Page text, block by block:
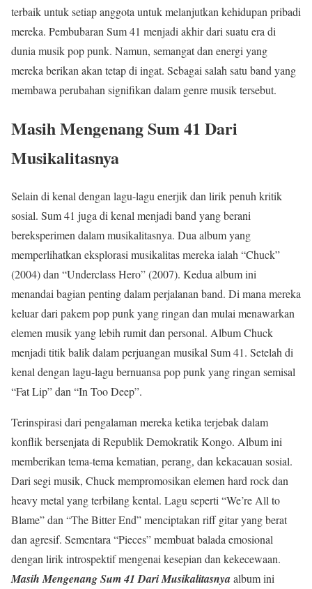
terbaik untuk setiap anggota untuk melanjutkan kehidupan pribadi
mereka. Pembubaran Sum 41 menjadi akhir dari suatu era di
dunia musik pop punk. Namun, semangat dan energi yang
mereka berikan akan tetap di ingat. Sebagai salah satu band yang
membawa perubahan signifikan dalam genre musik tersebut.
Masih Mengenang Sum 41 Dari
Musikalitasnya
Selain di kenal dengan lagu-lagu enerjik dan lirik penuh kritik
sosial. Sum 41 juga di kenal menjadi band yang berani
bereksperimen dalam musikalitasnya. Dua album yang
memperlihatkan eksplorasi musikalitas mereka ialah “Chuck”
(2004) dan “Underclass Hero” (2007). Kedua album ini
menandai bagian penting dalam perjalanan band. Di mana mereka
keluar dari pakem pop punk yang ringan dan mulai menawarkan
elemen musik yang lebih rumit dan personal. Album Chuck
menjadi titik balik dalam perjuangan musikal Sum 41. Setelah di
kenal dengan lagu-lagu bernuansa pop punk yang ringan semisal
“Fat Lip” dan “In Too Deep”.
Terinspirasi dari pengalaman mereka ketika terjebak dalam
konflik bersenjata di Republik Demokratik Kongo. Album ini
memberikan tema-tema kematian, perang, dan kekacauan sosial.
Dari segi musik, Chuck mempromosikan elemen hard rock dan
heavy metal yang terbilang kental. Lagu seperti “We’re All to
Blame” dan “The Bitter End” menciptakan riff gitar yang berat
dan agresif. Sementara “Pieces” membuat balada emosional
dengan lirik introspektif mengenai kesepian dan kekecewaan.
Masih Mengenang Sum 41 Dari Musikalitasnyaalbum ini